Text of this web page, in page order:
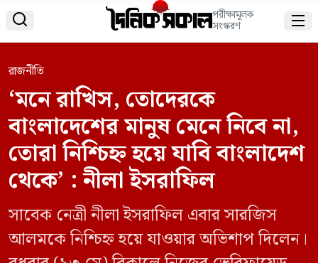
 পরীক্ষামূলক
সংস্করণ 
রাজনীতি
‘মনে রাখিস, তোদেরকে
বাংলাদেশের মানুষ মেনে নিবে না,
তোরা নিশ্চিহ্ন হয়ে যাবি বাংলাদেশ
থেকে’ : নীলা ইসরাফিল
সাবেক নেত্রী নীলা ইসরাফিল এবার সারজিস
আলমকে নিশ্চিহ্ন হয়ে যাওয়ার অভিশাপ দিলেন।